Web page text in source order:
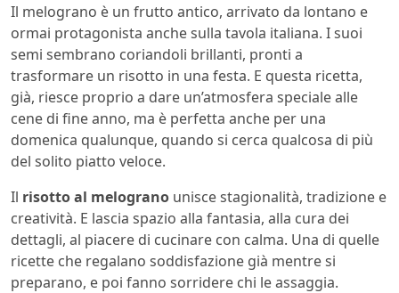
Il melograno è un frutto antico, arrivato da lontano e
ormai protagonista anche sulla tavola italiana. I suoi
semi sembrano coriandoli brillanti, pronti a
trasformare un risotto in una festa. E questa ricetta,
già, riesce proprio a dare un’atmosfera speciale alle
cene di fine anno, ma è perfetta anche per una
domenica qualunque, quando si cerca qualcosa di più
del solito piatto veloce.
Il risotto al melograno unisce stagionalità, tradizione e
creatività. E lascia spazio alla fantasia, alla cura dei
dettagli, al piacere di cucinare con calma. Una di quelle
ricette che regalano soddisfazione già mentre si
preparano, e poi fanno sorridere chi le assaggia.